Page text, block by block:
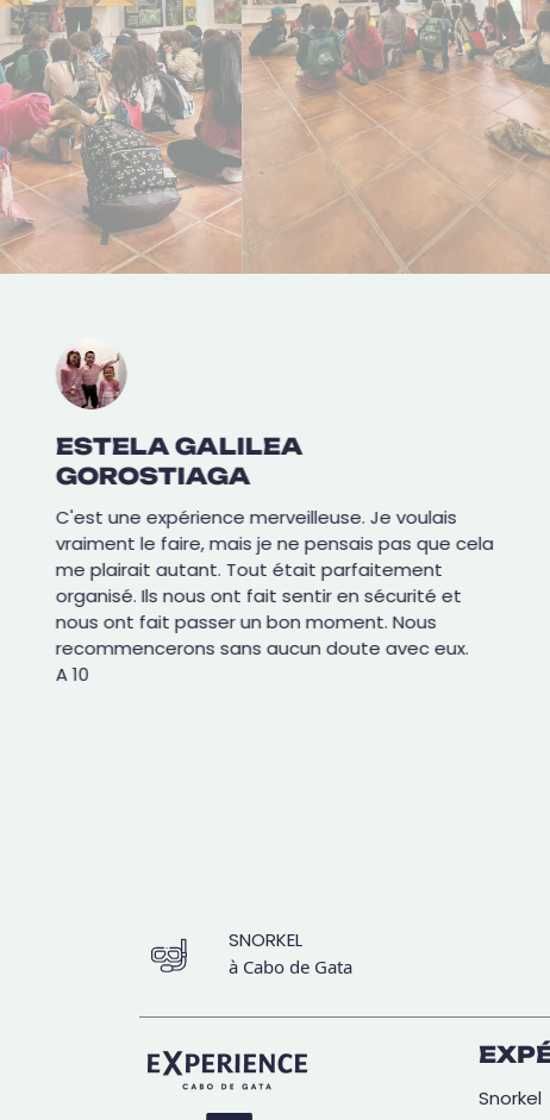
ESTELA GALILEA
GOROSTIAGA
C'est une expérience merveilleuse. Je voulais
vraiment le faire, mais je ne pensais pas que cela
me plairait autant. Tout était parfaitement
organisé. Ils nous ont fait sentir en sécurité et
nous ont fait passer un bon moment. Nous
recommencerons sans aucun doute avec eux.
A 10
SNORKEL
à Cabo de Gata
Snorkel